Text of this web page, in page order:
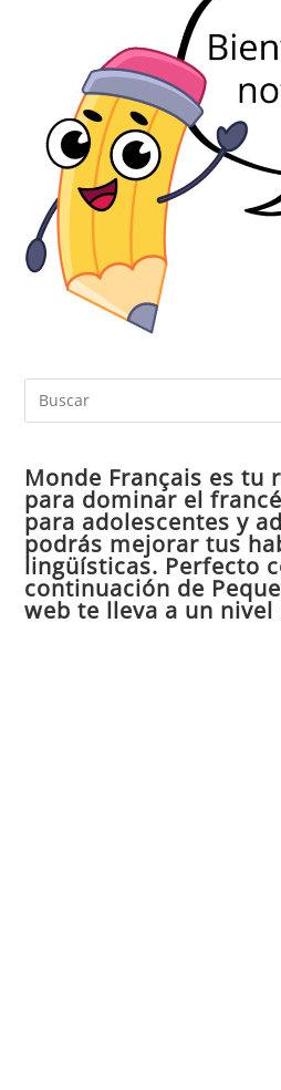
Monde Français es tu
para dominar el
para adolescentes y
podrás mejorar tus
lingüísticas. Perfecto
continuación de
web te lleva a un nivel